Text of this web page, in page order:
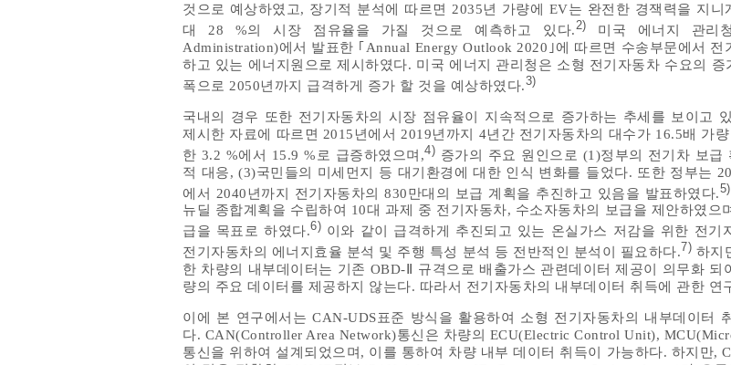
것으로 예상하였고, 장기적 분석에 따르면 2035년 가량에 EV는 완전한 경잭력을 지니
대 28 %의 시장 점유율을 가질 것으로 예측하고 있다. 2) 미국 에너지 관리
Administration)에서 발표한 ｢Annual Energy Outlook 2020｣에 따르면 수송부문에서 전
하고 있는 에너지원으로 제시하였다. 미국 에너지 관리청은 소형 전기자동차 수요의
폭으로 2050년까지 급격하게 증가 할 것을 예상하였다.3)
국내의 경우 또한 전기자동차의 시장 점유율이 지속적으로 증가하는 추세를 보이고
제시한 자료에 따르면 2015년에서 2019년까지 4년간 전기자동차의 대수가 16.5배 가
한 3.2 %에서 15.9 %로 급증하였으며,4) 증가의 주요 원인으로 (1)정부의 전기차 보급
적 대응, (3)국민들의 미세먼지 등 대기환경에 대한 인식 변화를 들었다. 또한 정부는
에서 2040년까지 전기자동차의 830만대의 보급 계획을 추진하고 있음을 발표하였다.5)
뉴딜 종합계획을 수립하여 10대 과제 중 전기자동차, 수소자동차의 보급을 제안하였으
급을 목표로 하였다.6) 이와 같이 급격하게 추진되고 있는 온실가스 저감을 위한 전기
전기자동차의 에너지효율 분석 및 주행 특성 분석 등 전반적인 분석이 필요하다.7) 하지
한 차량의 내부데이터는 기존 OBD-Ⅱ 규격으로 배출가스 관련데이터 제공이 의무화 되
량의 주요 데이터를 제공하지 않는다. 따라서 전기자동차의 내부데이터 취득에 관한 연
이에 본 연구에서는 CAN-UDS표준 방식을 활용하여 소형 전기자동차의 내부데이터
다. CAN(Controller Area Network)통신은 차량의 ECU(Electric Control Unit),
통신을 위하여 설계되었으며, 이를 통하여 차량 내부 데이터 취득이 가능하다. 하지만,